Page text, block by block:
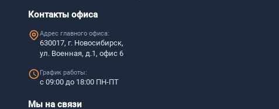
Контакты офиса
Адрес главного офиса:
630017, г. Новосибирск,
ул. Военная, д.1, офис 6
График работы:
с 09:00 до 18:00 ПН-ПТ
Мы на связи